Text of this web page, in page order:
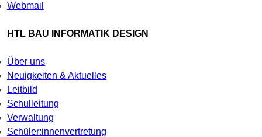
Webmail
HTL BAU INFORMATIK DESIGN
Über uns
Neuigkeiten & Aktuelles
Leitbild
Schulleitung
Verwaltung
Schüler:innenvertretung